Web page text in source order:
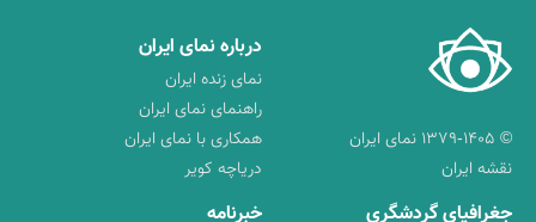
© ۱۳۷۹-۱۴۰۵ نمای ایران
نقشه ایران
درباره نمای ایران
نمای زنده ایران
راهنمای نمای ایران
همکاری با نمای ایران
دریاچه کویر
جغرافیای گردشگری خبرنامه